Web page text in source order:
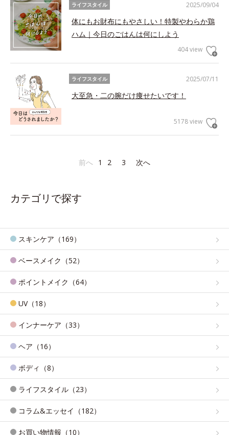
2025/09/04
ライフスタイル
体にもお財布にもやさしい！特製やわらか鶏
ハム｜今日のごはんは何にしよう
404 view
2025/07/11
ライフスタイル
大至急・二の腕だけ痩せたいです！
5178 view
前へ 1 2 3 次へ
カテゴリで探す
スキンケア（169）
ベースメイク（52）
ポイントメイク（64）
UV（18）
インナーケア（33）
ヘア（16）
ボディ（8）
ライフスタイル（23）
コラム&エッセイ（182）
お買い物情報（10）